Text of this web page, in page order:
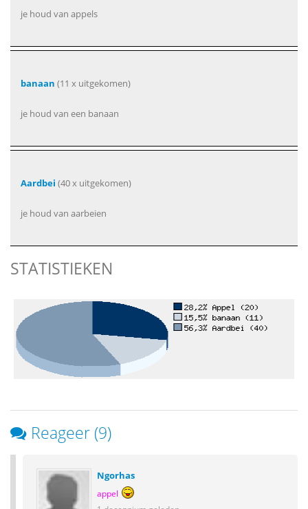
je houd van appels
banaan (11 x uitgekomen)
je houd van een banaan
Aardbei (40 x uitgekomen)
je houd van aarbeien
STATISTIEKEN
Reageer (9)
Ngorhas
appel